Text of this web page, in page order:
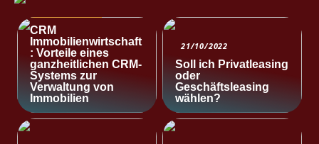
CRM
Immobilienwirtschaft
: Vorteile eines
ganzheitlichen CRM-
Systems zur
Verwaltung von
Immobilien
21/10/2022
Soll ich Privatleasing
oder
Geschäftsleasing
wählen?